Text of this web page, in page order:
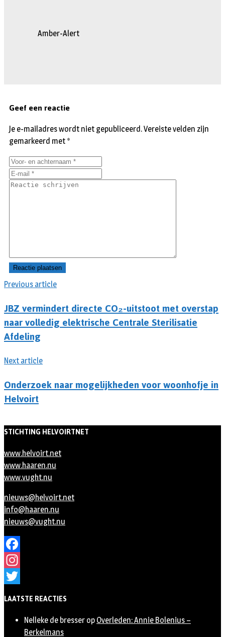
Amber-Alert
Previous article
JBZ vermindert directe CO₂-uitstoot met overstap
naar volledig elektrische Centrale Sterilisatie
Afdeling
Next article
Onderzoek naar mogelijkheden voor woonhofje in
Helvoirt
Geef een reactie
Je e-mailadres wordt niet gepubliceerd.Vereiste velden zijn
gemarkeerd met *
STICHTING HELVOIRTNET
www.helvoirt.net
www.haaren.nu
www.vught.nu
nieuws@helvoirt.net
info@haaren.nu
nieuws@vught.nu
Facebook
Instagram
LAATSTE REACTIES
Nelleke de bresser op Overleden: Annie Bolenius –
Berkelmans